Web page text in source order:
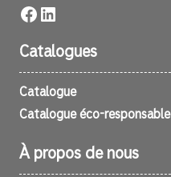
Facebook
LinkedIn
Catalogues
Catalogue
Catalogue éco-responsable
À propos de nous